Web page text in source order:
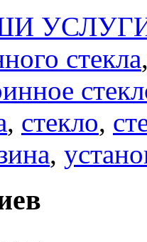
стекла
, стекло,
,